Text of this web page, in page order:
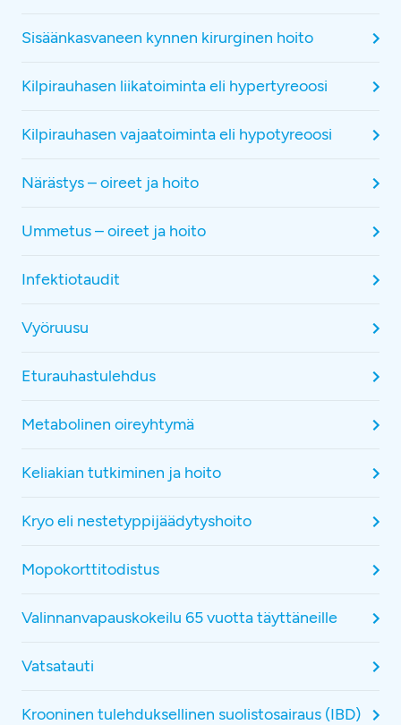
Sisäänkasvaneen kynnen kirurginen hoito
Kilpirauhasen liikatoiminta eli hypertyreoosi
Kilpirauhasen vajaatoiminta eli hypotyreoosi
Närästys – oireet ja hoito
Ummetus – oireet ja hoito
Infektiotaudit
Vyöruusu
Eturauhastulehdus
Metabolinen oireyhtymä
Keliakian tutkiminen ja hoito
Kryo eli nestetyppijäädytyshoito
Mopokorttitodistus
Valinnanvapauskokeilu 65 vuotta täyttäneille
Vatsatauti
Krooninen tulehduksellinen suolistosairaus (IBD)